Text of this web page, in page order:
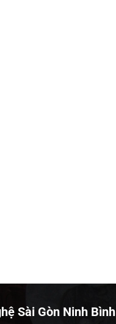
Sài Gòn Ninh Bình